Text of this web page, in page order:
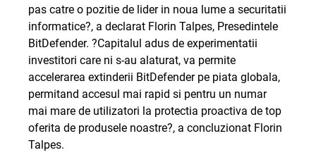
pas catre o pozitie de lider in noua lume a securitatii
informatice?, a declarat Florin Talpes, Presedintele
BitDefender. ?Capitalul adus de experimentatii
investitori care ni s-au alaturat, va permite
accelerarea extinderii BitDefender pe piata globala,
permitand accesul mai rapid si pentru un numar
mai mare de utilizatori la protectia proactiva de top
oferita de produsele noastre?, a concluzionat Florin
Talpes.